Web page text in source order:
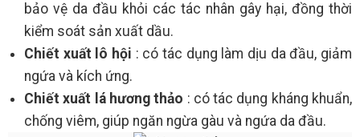
bảo vệ da đầu khỏi các tác nhân gây hại, đồng thời
kiểm soát sản xuất dầu.
Chiết xuất lô hội : có tác dụng làm dịu da đầu, giảm
ngứa và kích ứng.
Chiết xuất lá hương thảo : có tác dụng kháng khuẩn,
chống viêm, giúp ngăn ngừa gàu và ngứa da đầu.